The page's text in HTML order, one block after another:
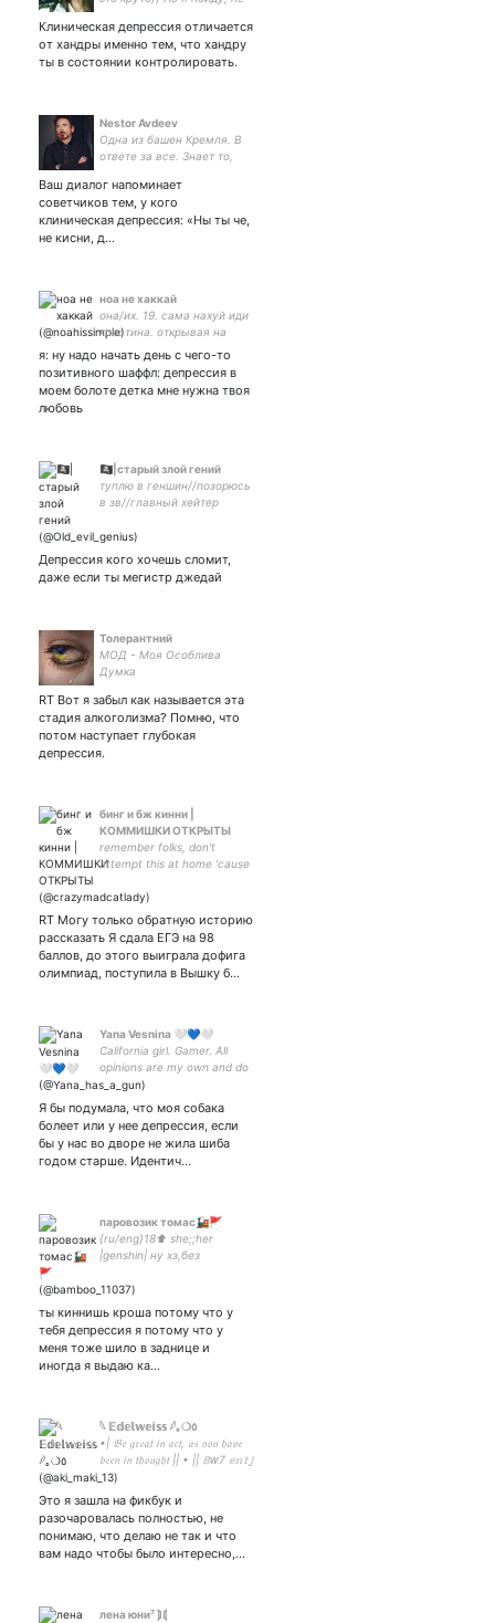
Клиническая депрессия отличается
от хандры именно тем, что хандру
ты в состоянии контролировать.
Nestor Avdeev
Одна из башен Кремля. В
ответе за все. Знает то,
then living. Будьте добры. :)
Нет войне. #NoWar
Ваш диалог напоминает
советчиков тем, у кого
клиническая депрессия: «Ны ты че,
не кисни, д…
ноа не хаккай
она/их. 19. сама нахуй иди
кристина. открывая на
достану хуй. киньте деньги
на сиги 5469 5500 2965
3117.🔞. рисую тут
я: ну надо начать день с чего-то
позитивного шаффл: депрессия в
моем болоте детка мне нужна твоя
любовь
🏴‍☠️|старый злой гений
туплю в геншин//позорюсь
в зв//главный хейтер
Депрессия кого хочешь сломит,
даже если ты мегистр джедай
Толерантний
МОД - Моя Особлива
Думка
RT Вот я забыл как называется эта
стадия алкоголизма? Помню, что
потом наступает глубокая
депрессия.
бинг и бж кинни |
КОММИШКИ ОТКРЫТЫ
remember folks, don't
attempt this at home 'cause
RT Могу только обратную историю
рассказать Я сдала ЕГЭ на 98
баллов, до этого выиграла дофига
олимпиад, поступила в Вышку б…
Yana Vesnina 🤍💙🤍
California girl. Gamer. All
opinions are my own and do
not represent position of my
Я бы подумала, что моя собака
болеет или у нее депрессия, если
бы у нас во дворе не жила шиба
годом старше. Идентич…
паровозик томас🚂🚩
{ru/eng}18⬆️ she;;her
|genshin| ну хз,без
дилювены=бан,а потом
костре. 58 ar europe
ты киннишь кроша потому что у
тебя депрессия я потому что у
меня тоже шило в заднице и
иногда я выдаю ка…
𓆩 𝔼𝕕𝕖𝕝𝕨𝕖𝕚𝕤𝕤 𓆪｡❍٥
•| 𝔅𝔢 𝔤𝔯𝔢𝔞𝔱 𝔦𝔫 𝔞𝔠𝔱, 𝔞𝔰 𝔶𝔬𝔲 𝔥𝔞𝔳𝔢
𝔟𝔢𝔢𝔫 𝔦𝔫 𝔱𝔥𝔬𝔲𝔤𝔥𝔱 || • || 𝟠ⱳ7 𝕖𝕟𝕥𝕛
||•𝐘𝐮𝐮𝐌𝐨𝐫𝐢•𝐏𝐇•|| 𝐖𝐫𝐢𝐭𝐞𝐫 &
Это я зашла на фикбук и
разочаровалась полностью, не
понимаю, что делаю не так и что
вам надо чтобы было интересно,…
лена юни⁷ ⟭⟬